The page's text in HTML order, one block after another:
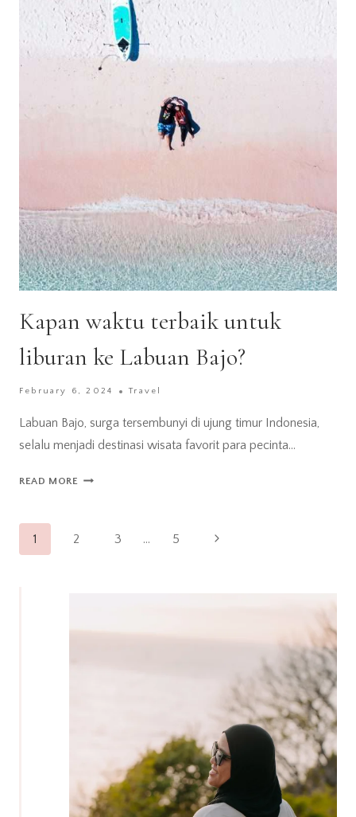
BOBOCABIN
GUNUNG
MAS
PUNCAK
Kapan waktu terbaik untuk
liburan ke Labuan Bajo?
February 6, 2024 Travel
Labuan Bajo, surga tersembunyi di ujung timur Indonesia,
selalu menjadi destinasi wisata favorit para pecinta…
READ MORE KAPAN
UNTUK
Page
1 2 3 … 5
Next